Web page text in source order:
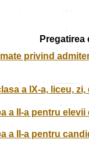
Pregatirea
privind
a IX-a, liceu,
a II-a pentru
a II-a pentru